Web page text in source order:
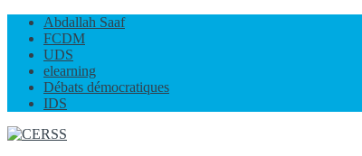
Abdallah Saaf
FCDM
UDS
elearning
Débats démocratiques
IDS